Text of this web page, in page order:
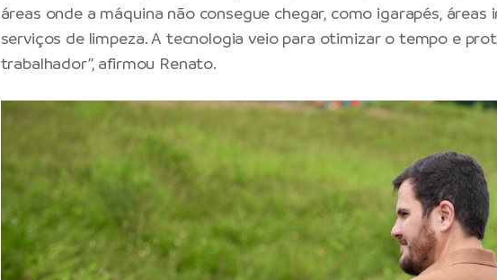
áreas onde a máquina não consegue chegar, como igarapés, áreas
serviços de limpeza. A tecnologia veio para otimizar o tempo e
trabalhador”, afirmou Renato.